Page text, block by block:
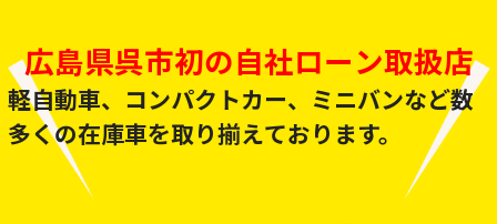
広島県呉市初の自社ローン取扱店
軽自動車、コンパクトカー、ミニバンなど数
多くの在庫車を取り揃えております。